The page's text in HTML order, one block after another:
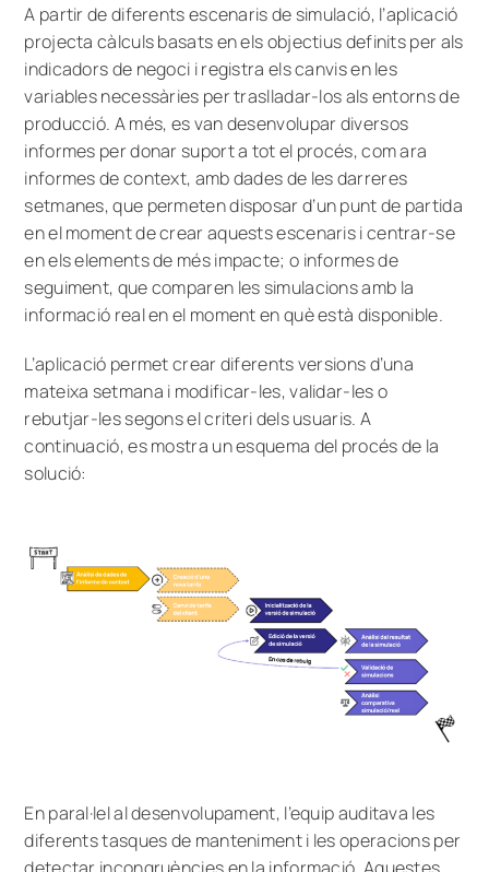
A partir de diferents escenaris de simulació, l’aplicació
projecta càlculs basats en els objectius definits per als
indicadors de negoci i registra els canvis en les
variables necessàries per traslladar-los als entorns de
producció. A més, es van desenvolupar diversos
informes per donar suport a tot el procés, com ara
informes de context, amb dades de les darreres
setmanes, que permeten disposar d’un punt de partida
en el moment de crear aquests escenaris i centrar-se
en els elements de més impacte; o informes de
seguiment, que comparen les simulacions amb la
informació real en el moment en què està disponible.
L’aplicació permet crear diferents versions d’una
mateixa setmana i modificar-les, validar-les o
rebutjar-les segons el criteri dels usuaris. A
continuació, es mostra un esquema del procés de la
solució:
En paral·lel al desenvolupament, l’equip auditava les
diferents tasques de manteniment i les operacions per